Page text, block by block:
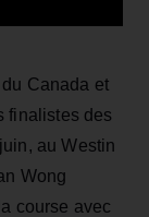
Canada et
finalistes des
au Westin
Wong
course avec